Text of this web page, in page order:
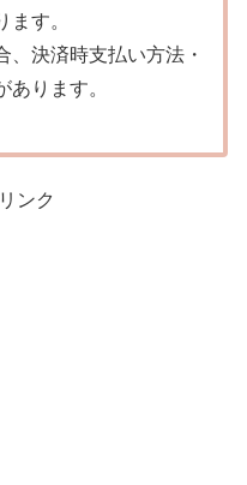
ます。
、決済時支払い方法・
あります。
ンク